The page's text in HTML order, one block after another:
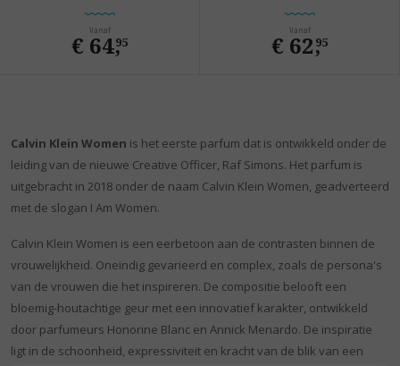
Vanaf
€ 64,
95
Vanaf
€ 62,
95
Calvin Klein Women is het eerste parfum dat is ontwikkeld onder de
leiding van de nieuwe Creative Officer, Raf Simons. Het parfum is
uitgebracht in 2018 onder de naam Calvin Klein Women, geadverteerd
met de slogan I Am Women.
Calvin Klein Women is een eerbetoon aan de contrasten binnen de
vrouwelijkheid. Oneindig gevarieerd en complex, zoals de persona's
van de vrouwen die het inspireren. De compositie belooft een
bloemig-houtachtige geur met een innovatief karakter, ontwikkeld
door parfumeurs Honorine Blanc en Annick Menardo. De inspiratie
ligt in de schoonheid, expressiviteit en kracht van de blik van een